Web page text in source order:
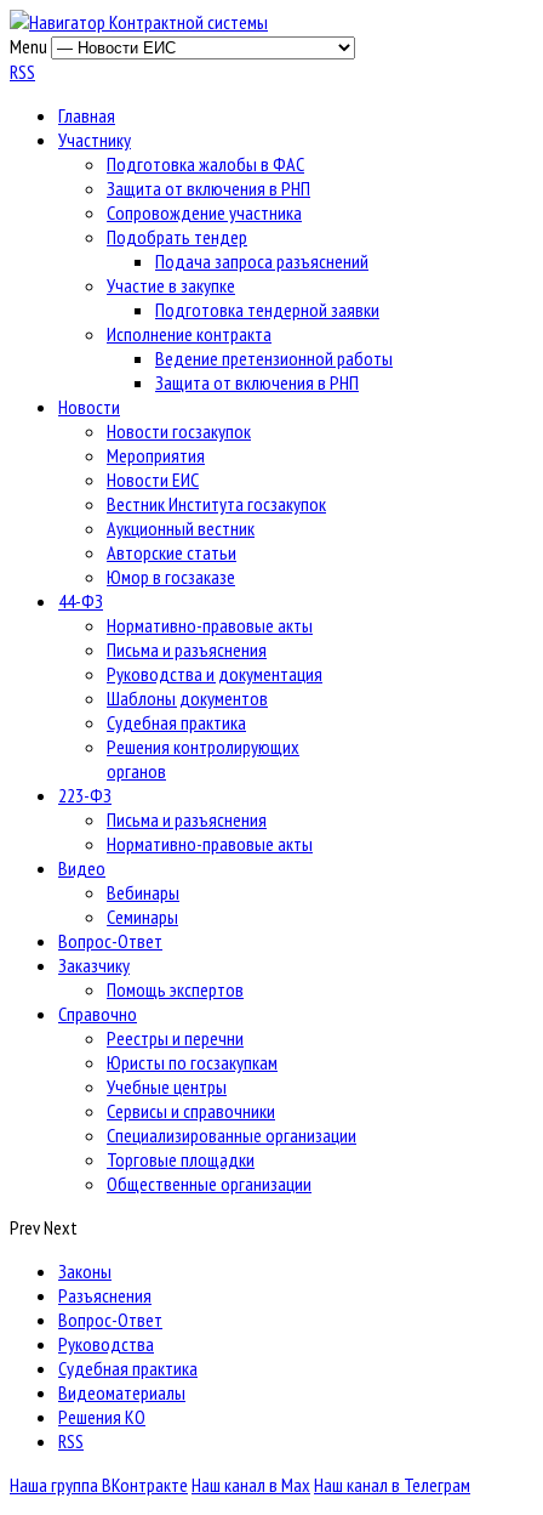
Menu
RSS
Главная
Участнику
Подготовка жалобы в ФАС
Защита от включения в РНП
Сопровождение участника
Подобрать тендер
Подача запроса разъяснений
Участие в закупке
Подготовка тендерной заявки
Исполнение контракта
Ведение претензионной работы
Защита от включения в РНП
Новости
Новости госзакупок
Мероприятия
Новости ЕИС
Вестник Института госзакупок
Аукционный вестник
Авторские статьи
Юмор в госзаказе
44-ФЗ
Нормативно-правовые акты
Письма и разъяснения
Руководства и документация
Шаблоны документов
Судебная практика
Решения контролирующих
органов
223-ФЗ
Письма и разъяснения
Нормативно-правовые акты
Видео
Вебинары
Семинары
Вопрос-Ответ
Заказчику
Помощь экспертов
Справочно
Реестры и перечни
Юристы по госзакупкам
Учебные центры
Сервисы и справочники
Специализированные организации
Торговые площадки
Общественные организации
PrevNext
Законы
Разъяснения
Вопрос-Ответ
Руководства
Судебная практика
Видеоматериалы
Решения КО
RSS
Наша группа ВКонтракте Наш канал в Max Наш канал в Телеграм